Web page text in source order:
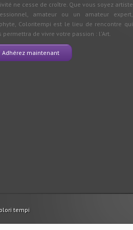
ne cesse de croître. Que vous soyez artiste
amateur ou un amateur expert,
Coloritempi est le lieu de rencontre qui
permettra de vivre votre passion : l'Art.
Adhérez maintenant
tempi